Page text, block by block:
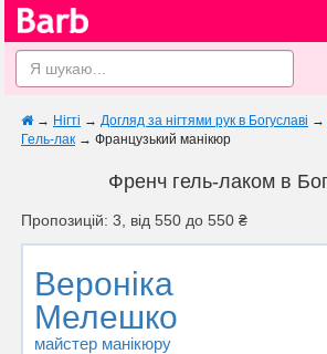
→ Нігті → Догляд за нігтями рук в Богуславі →
Гель-лак → Французький манікюр
Френч гель-лаком в
Пропозицій: 3, від 550 до 550 ₴
Вероніка
Мелешко
майстер манікюру